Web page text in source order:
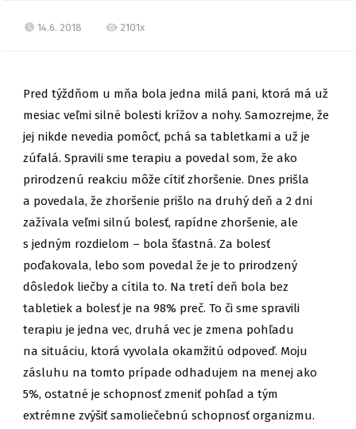
14.6. 2018 2101x
Pred týždňom u mňa bola jedna milá pani, ktorá má už
mesiac veľmi silné bolesti krížov a nohy. Samozrejme, že
jej nikde nevedia pomôcť, pchá sa tabletkami a už je
zúfalá. Spravili sme terapiu a povedal som, že ako
prirodzenú reakciu môže cítiť zhoršenie. Dnes prišla
a povedala, že zhoršenie prišlo na druhý deň a 2 dni
zažívala veľmi silnú bolesť, rapídne zhoršenie, ale
s jedným rozdielom – bola šťastná. Za bolesť
poďakovala, lebo som povedal že je to prirodzený
dôsledok liečby a cítila to. Na tretí deň bola bez
tabletiek a bolesť je na 98% preč. To či sme spravili
terapiu je jedna vec, druhá vec je zmena pohľadu
na situáciu, ktorá vyvolala okamžitú odpoveď. Moju
zásluhu na tomto prípade odhadujem na menej ako
5%, ostatné je schopnosť zmeniť pohľad a tým
extrémne zvýšiť samoliečebnú schopnosť organizmu.